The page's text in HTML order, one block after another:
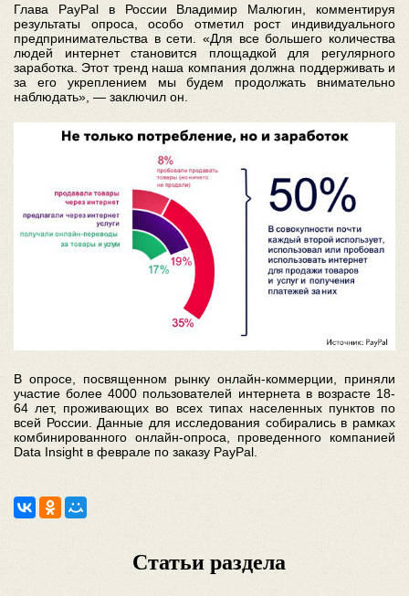
Глава PayPal в России Владимир Малюгин, комментируя
результаты опроса, особо отметил рост индивидуального
предпринимательства в сети. «Для все большего количества
людей интернет становится площадкой для регулярного
заработка. Этот тренд наша компания должна поддерживать и
за его укреплением мы будем продолжать внимательно
наблюдать», — заключил он.
В опросе, посвященном рынку онлайн-коммерции, приняли
участие более 4000 пользователей интернета в возрасте 18-
64 лет, проживающих во всех типах населенных пунктов по
всей России. Данные для исследования собирались в рамках
комбинированного онлайн-опроса, проведенного компанией
Data Insight в феврале по заказу PayPal.
Статьи раздела